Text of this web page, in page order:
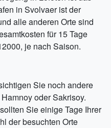
in Svolvaer ist der
alle anderen Orte sind
für 15 Tage
je nach Saison.
Sie noch andere
oder Sakrisoy.
Sie einige Tage Ihrer
der besuchten Orte